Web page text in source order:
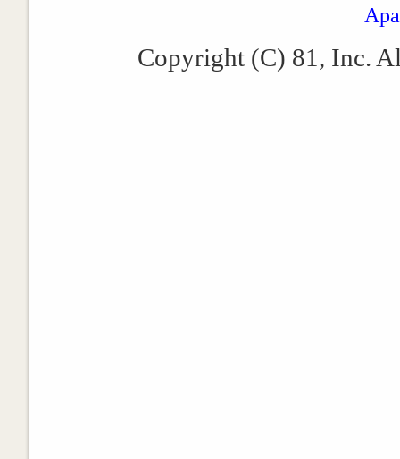
Copyright (C) 81, Inc.